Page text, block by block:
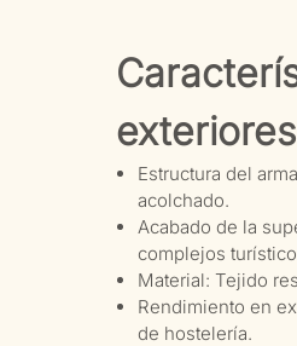
exteriores
Estructura del
acolchado.
Acabado de la
complejos
Material: Tejido
Rendimiento en
de hostelería.